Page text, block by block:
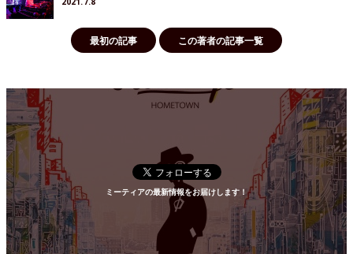
最初の記事 この著者の記事一覧
ミーティアの最新情報をお届けします！